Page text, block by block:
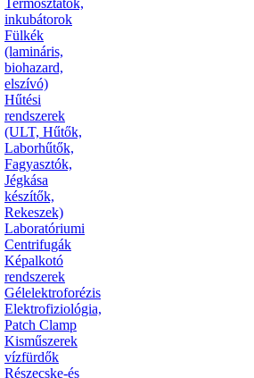
inkubátorok
Fülkék
(lamináris,
biohazard,
elszívó)
Hűtési
rendszerek
(ULT, Hűtők,
Laborhűtők,
Fagyasztók,
Jégkása
készítők,
Rekeszek)
Laboratóriumi
Centrifugák
Képalkotó
rendszerek
Gélelektroforézis
Elektrofiziológia,
Patch Clamp
Kisműszerek
vízfürdők
Részecske-és